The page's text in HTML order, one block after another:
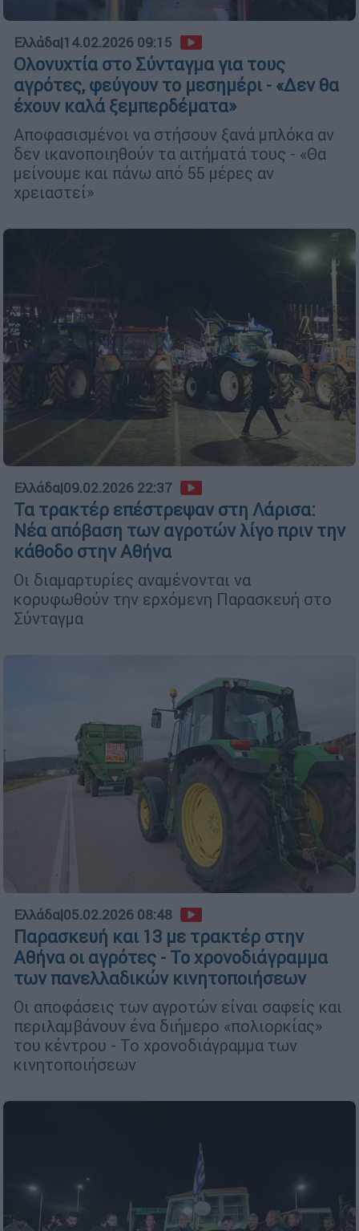
Ελλάδα|14.02.2026 09:15
Ολονυχτία στο Σύνταγμα για τους
αγρότες, φεύγουν το μεσημέρι - «Δεν θα
έχουν καλά ξεμπερδέματα»
Αποφασισμένοι να στήσουν ξανά μπλόκα αν
δεν ικανοποιηθούν τα αιτήματά τους - «Θα
μείνουμε και πάνω από 55 μέρες αν
χρειαστεί»
Ελλάδα|09.02.2026 22:37
Τα τρακτέρ επέστρεψαν στη Λάρισα:
Νέα απόβαση των αγροτών λίγο πριν την
κάθοδο στην Αθήνα
Οι διαμαρτυρίες αναμένονται να
κορυφωθούν την ερχόμενη Παρασκευή στο
Σύνταγμα
Ελλάδα|05.02.2026 08:48
Παρασκευή και 13 με τρακτέρ στην
Αθήνα οι αγρότες - Το χρονοδιάγραμμα
των πανελλαδικών κινητοποιήσεων
Οι αποφάσεις των αγροτών είναι σαφείς και
περιλαμβάνουν ένα διήμερο «πολιορκίας»
του κέντρου - Το χρονοδιάγραμμα των
κινητοποιήσεων